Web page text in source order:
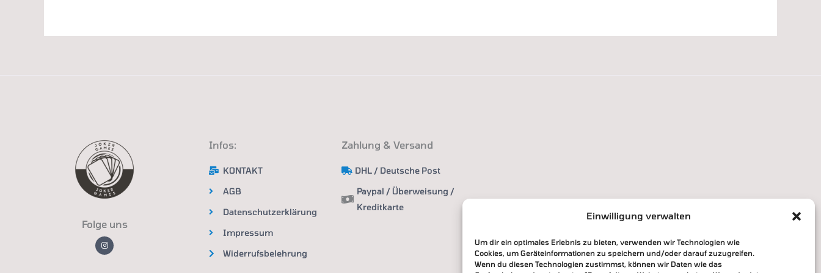
Einwilligung verwalten
Um dir ein optimales Erlebnis zu bieten, verwenden wir Technologien wie
Cookies, um Geräteinformationen zu speichern und/oder darauf zuzugreifen.
Wenn du diesen Technologien zustimmst, können wir Daten wie das
Folge uns
I
n
s
Infos:
KONTAKT
AGB
Datenschutzerklärung
Impressum
Widerrufsbelehrung
Zahlung & Versand
DHL / Deutsche Post
Paypal / Überweisung /
Kreditkarte